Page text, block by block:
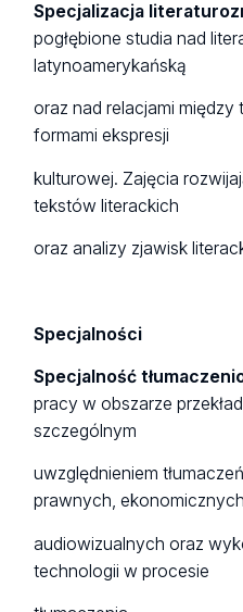
Specjalizacja
pogłębione studia nad
latynoamerykańską
oraz nad relacjami między
formami ekspresji
kulturowej. Zajęcia
tekstów literackich
oraz analizy zjawisk
Specjalności
Specjalność
pracy w obszarze
szczególnym
uwzględnieniem
prawnych,
audiowizualnych oraz
technologii w procesie